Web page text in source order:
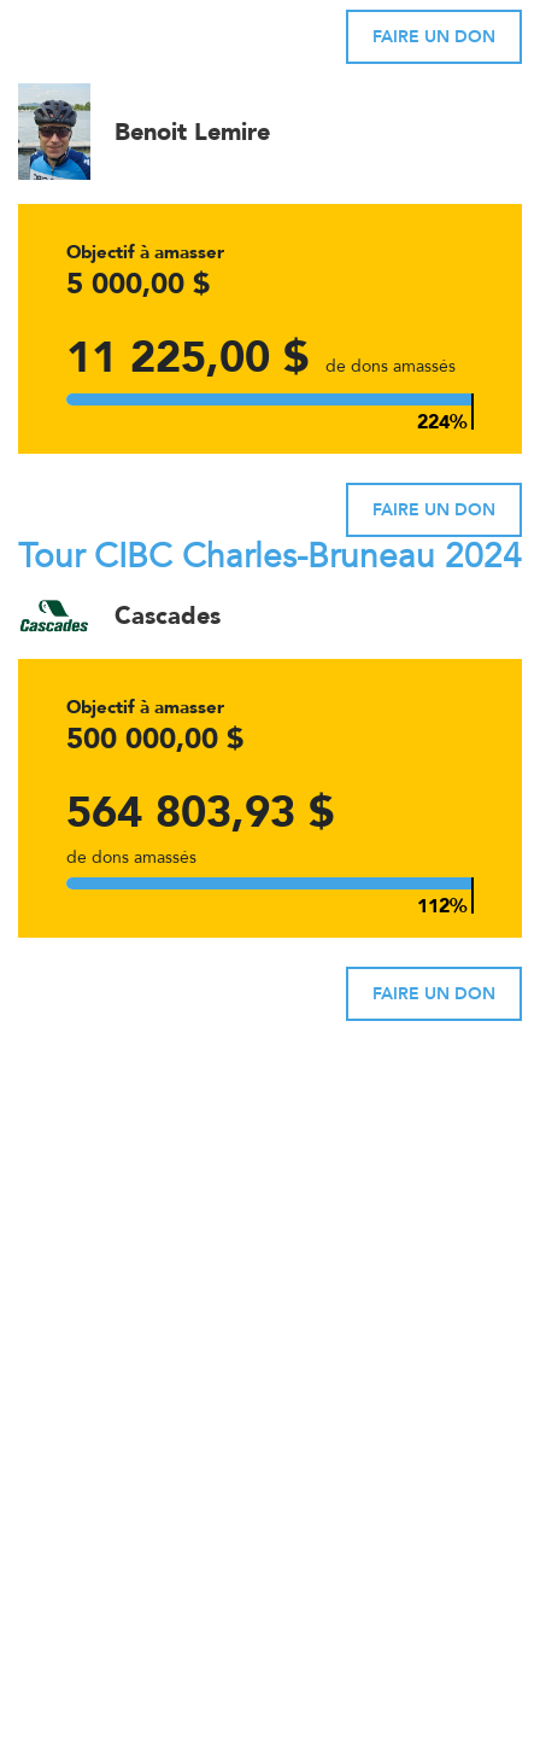
FAIRE UN DON
Benoit Lemire
Objectif à amasser
5 000,00 $
11 225,00 $ de dons amassés
FAIRE UN DON
Tour CIBC Charles-Bruneau 2024
Cascades
Objectif à amasser
500 000,00 $
564 803,93 $
de dons amassés
FAIRE UN DON